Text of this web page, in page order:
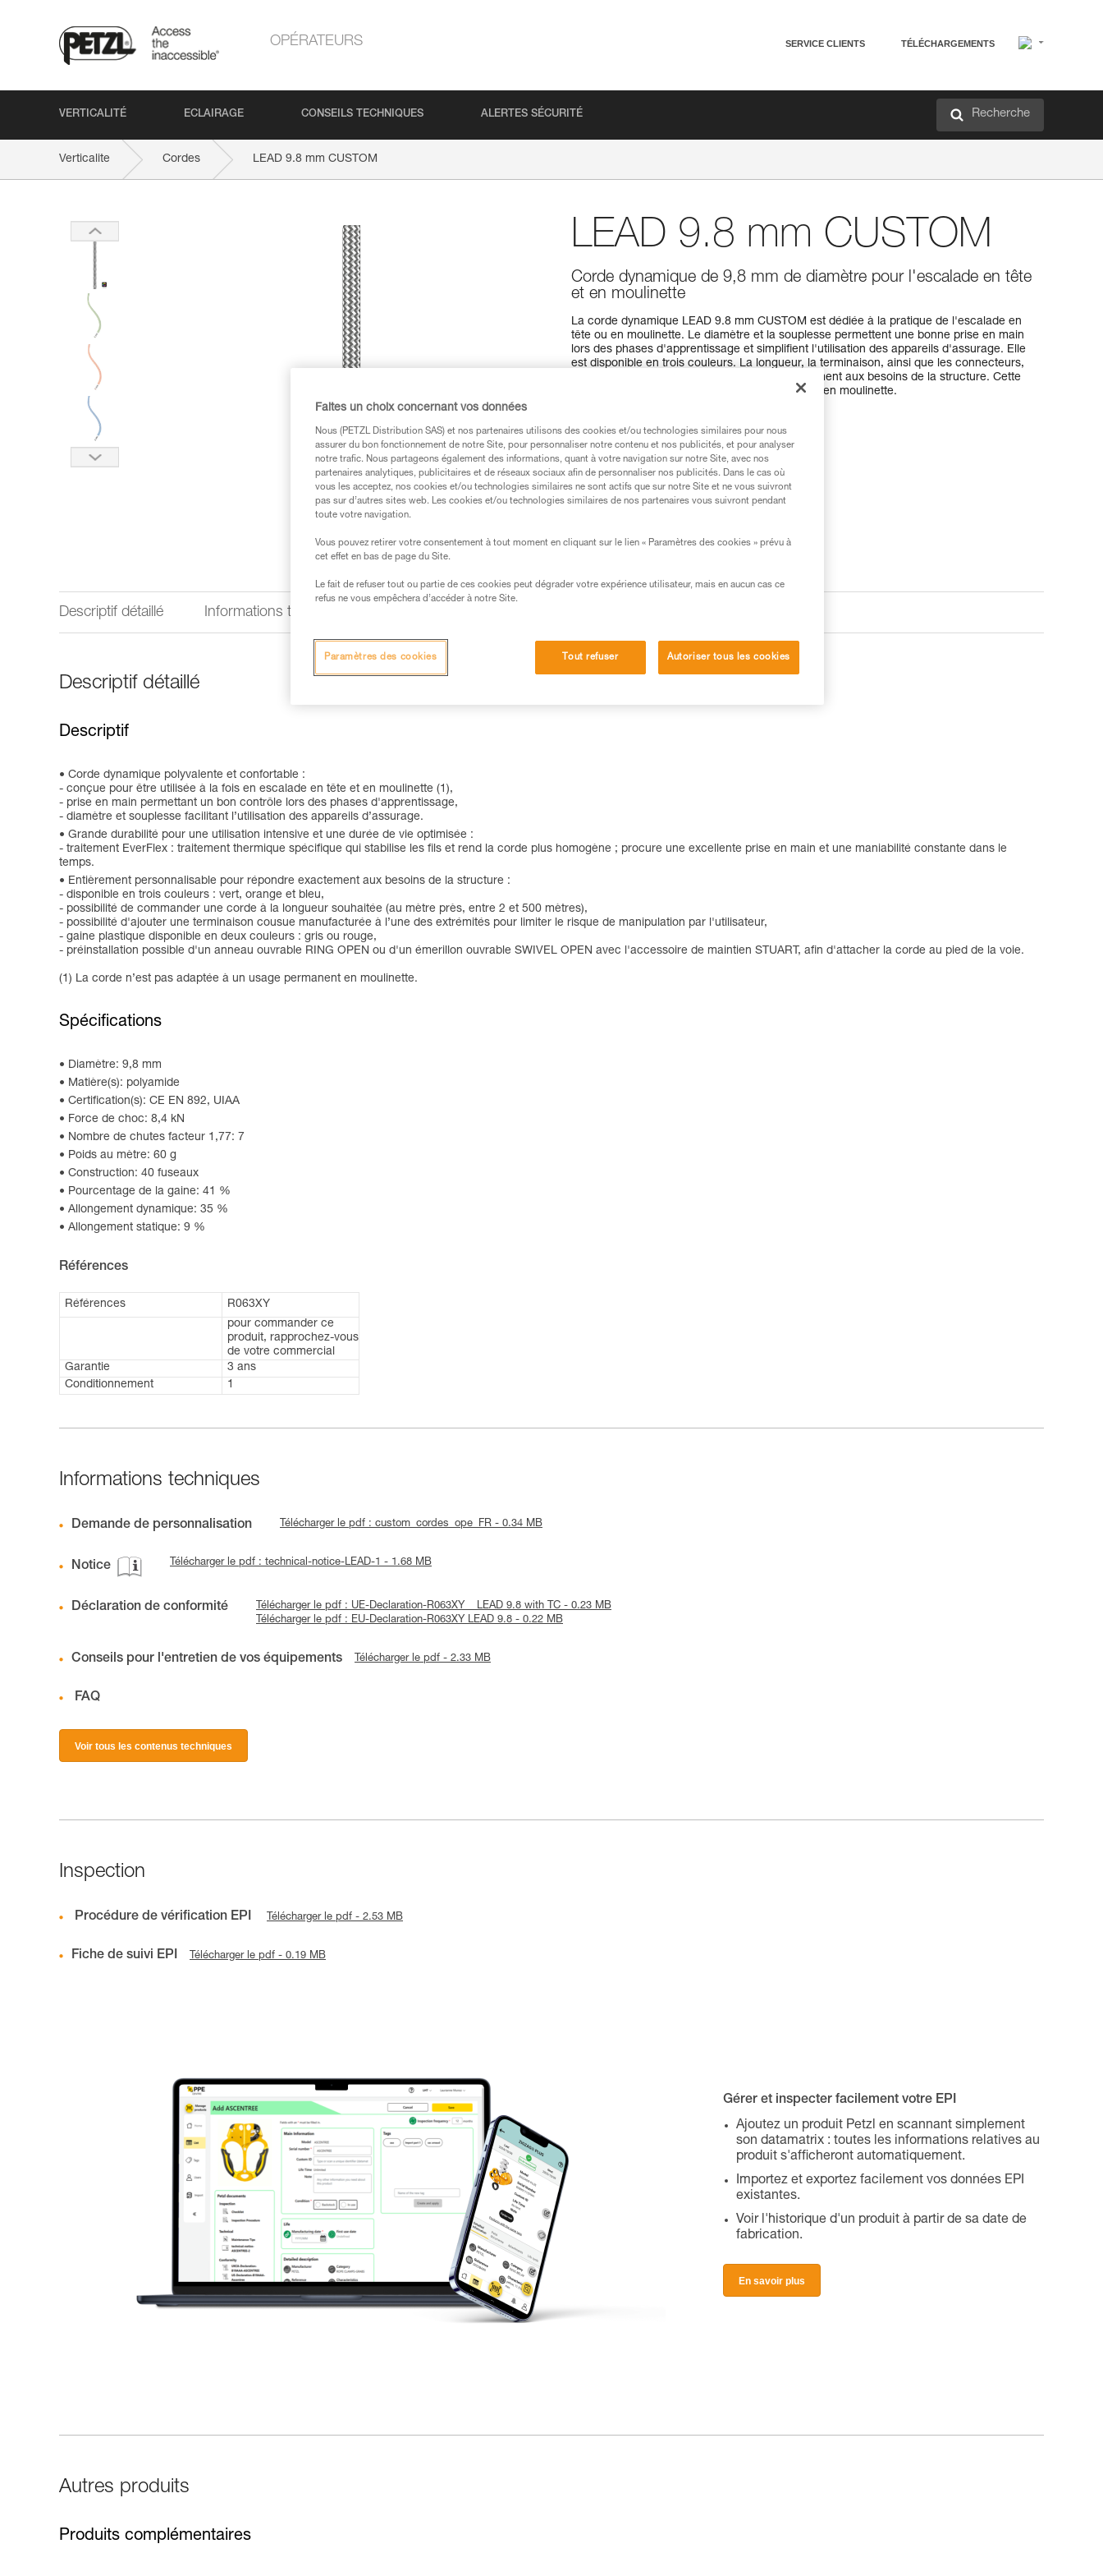
OPÉRATEURS SERVICE CLIENTS TÉLÉCHARGEMENTS
VERTICALITÉ ECLAIRAGE CONSEILS TECHNIQUES ALERTES SÉCURITÉ Recherche
Verticalite Cordes LEAD 9.8 mm CUSTOM
LEAD 9.8 mm CUSTOM
Corde dynamique de 9,8 mm de diamètre pour l'escalade en tête
et en moulinette
La corde dynamique LEAD 9.8 mm CUSTOM est dédiée à la pratique de l'escalade en
tête ou en moulinette. Le diamètre et la souplesse permettent une bonne prise en main
lors des phases d'apprentissage et simplifient l'utilisation des appareils d'assurage. Elle
est disponible en trois couleurs. La longueur, la terminaison, ainsi que les connecteurs,
sont personnalisables, afin de répondre exactement aux besoins de la structure. Cette
corde n’est pas adaptée à un usage permanent en moulinette.
Trouvez un revendeur
Descriptif détaillé Informations techniques
Descriptif détaillé
Descriptif
Corde dynamique polyvalente et confortable :
- conçue pour être utilisée à la fois en escalade en tête et en moulinette (1),
- prise en main permettant un bon contrôle lors des phases d'apprentissage,
- diamètre et souplesse facilitant l’utilisation des appareils d’assurage.
Grande durabilité pour une utilisation intensive et une durée de vie optimisée :
- traitement EverFlex : traitement thermique spécifique qui stabilise les fils et rend la corde plus homogène ; procure une excellente prise en main et une maniabilité constante dans le
temps.
Entièrement personnalisable pour répondre exactement aux besoins de la structure :
- disponible en trois couleurs : vert, orange et bleu,
- possibilité de commander une corde à la longueur souhaitée (au mètre près, entre 2 et 500 mètres),
- possibilité d'ajouter une terminaison cousue manufacturée à l’une des extrémités pour limiter le risque de manipulation par l'utilisateur,
- gaine plastique disponible en deux couleurs : gris ou rouge,
- préinstallation possible d'un anneau ouvrable RING OPEN ou d'un émerillon ouvrable SWIVEL OPEN avec l'accessoire de maintien STUART, afin d'attacher la corde au pied de la voie.
(1) La corde n’est pas adaptée à un usage permanent en moulinette.
Spécifications
Diamètre: 9,8 mm
Matière(s): polyamide
Certification(s): CE EN 892, UIAA
Force de choc: 8,4 kN
Nombre de chutes facteur 1,77: 7
Poids au mètre: 60 g
Construction: 40 fuseaux
Pourcentage de la gaine: 41 %
Allongement dynamique: 35 %
Allongement statique: 9 %
Références
Références
R063XY
pour commander ce
produit, rapprochez-vous
de votre commercial
Garantie
3 ans
Conditionnement
1
Informations techniques
Demande de personnalisation Télécharger le pdf : custom_cordes_ope_FR - 0.34 MB
Notice Télécharger le pdf : technical-notice-LEAD-1 - 1.68 MB
Déclaration de conformité
Télécharger le pdf : UE-Declaration-R063XY _ LEAD 9.8 with TC - 0.23 MB
Télécharger le pdf : EU-Declaration-R063XY LEAD 9.8 - 0.22 MB
Conseils pour l'entretien de vos équipements Télécharger le pdf - 2.33 MB
FAQ
Voir tous les contenus techniques
Inspection
Procédure de vérification EPI Télécharger le pdf - 2.53 MB
Fiche de suivi EPI Télécharger le pdf - 0.19 MB
Gérer et inspecter facilement votre EPI
Ajoutez un produit Petzl en scannant simplement
son datamatrix : toutes les informations relatives au
produit s'afficheront automatiquement.
Importez et exportez facilement vos données EPI
existantes.
Voir l'historique d'un produit à partir de sa date de
fabrication.
En savoir plus
Autres produits
Produits complémentaires
Faites un choix concernant vos données
Nous (PETZL Distribution SAS) et nos partenaires utilisons des cookies et/ou technologies similaires pour nous
assurer du bon fonctionnement de notre Site, pour personnaliser notre contenu et nos publicités, et pour analyser
notre trafic. Nous partageons également des informations, quant à votre navigation sur notre Site, avec nos
partenaires analytiques, publicitaires et de réseaux sociaux afin de personnaliser nos publicités. Dans le cas où
vous les acceptez, nos cookies et/ou technologies similaires ne sont actifs que sur notre Site et ne vous suivront
pas sur d’autres sites web. Les cookies et/ou technologies similaires de nos partenaires vous suivront pendant
toute votre navigation.
Vous pouvez retirer votre consentement à tout moment en cliquant sur le lien « Paramètres des cookies » prévu à
cet effet en bas de page du Site.
Le fait de refuser tout ou partie de ces cookies peut dégrader votre expérience utilisateur, mais en aucun cas ce
refus ne vous empêchera d’accéder à notre Site.
Tout refuser Autoriser tous les cookies
Paramètres des cookies